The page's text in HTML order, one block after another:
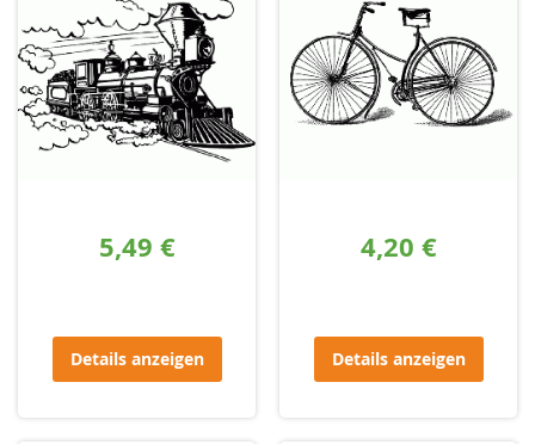
5,49 €
Details anzeigen
4,20 €
Details anzeigen